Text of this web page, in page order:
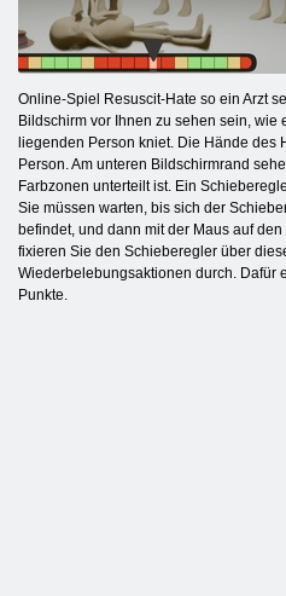
Online-Spiel Resuscit-Hate so ein Arzt
Bildschirm vor Ihnen zu sehen sein, wie
liegenden Person kniet. Die Hände des
Person. Am unteren Bildschirmrand
Farbzonen unterteilt ist. Ein
Sie müssen warten, bis sich der
befindet, und dann mit der Maus auf
fixieren Sie den Schieberegler über
Wiederbelebungsaktionen durch. Dafür
Punkte.